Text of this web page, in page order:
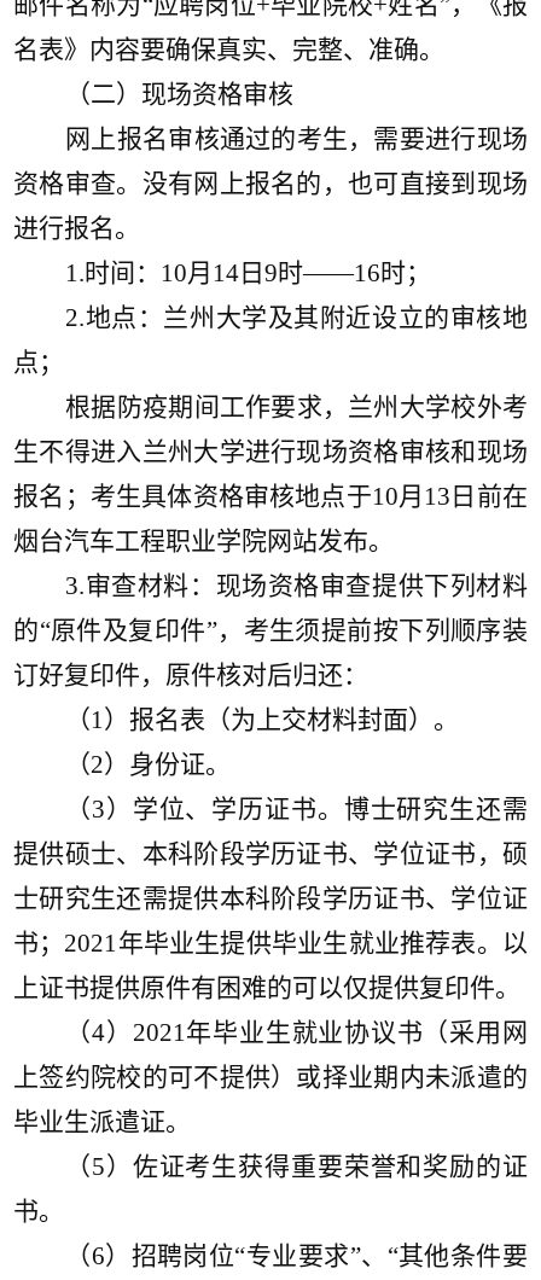
名表》内容要确保真实、完整、准确。
（二）现场资格审核
网上报名审核通过的考生， 需要进行现场
资格审查。没有网上报名的，也可直接到现场
进行报名。
1.时间 ： 10月 14 日9时——16时；
2.地点： 兰州大学及其附近设立的审核地
点；
根据防疫期间工作要求， 兰州大学校外考
生不得进入兰州大学进行现场资格审核和现场
报名；考生具体资格审核地点于10月 13 日前在
烟台汽车工程职业学院网站发布。
3.审查材料：现场资格审查提供下列材料
的“原件及复印件”，考生须提前按下列顺序装
订好复印件，原件核对后归还：
（1）报名表（为上交材料封面）。
（2）身份证。
（3）学位、学历证书。博士研究生还需
提供硕士、本科阶段学历证书、学位证书，硕
士研究生还需提供本科阶段学历证书、学位证
书；2021年毕业生提供毕业生就业推荐表。以
上证书提供原件有困难的可以仅提供复印件。
（4）2021年毕业生就业协议书（采用网
上签约院校的可不提供）或择业期内未派遣的
毕业生派遣证。
（5）佐证考生获得重要荣誉和奖励的证
书。
（6）招聘岗位“专业要求”、“其他条件要